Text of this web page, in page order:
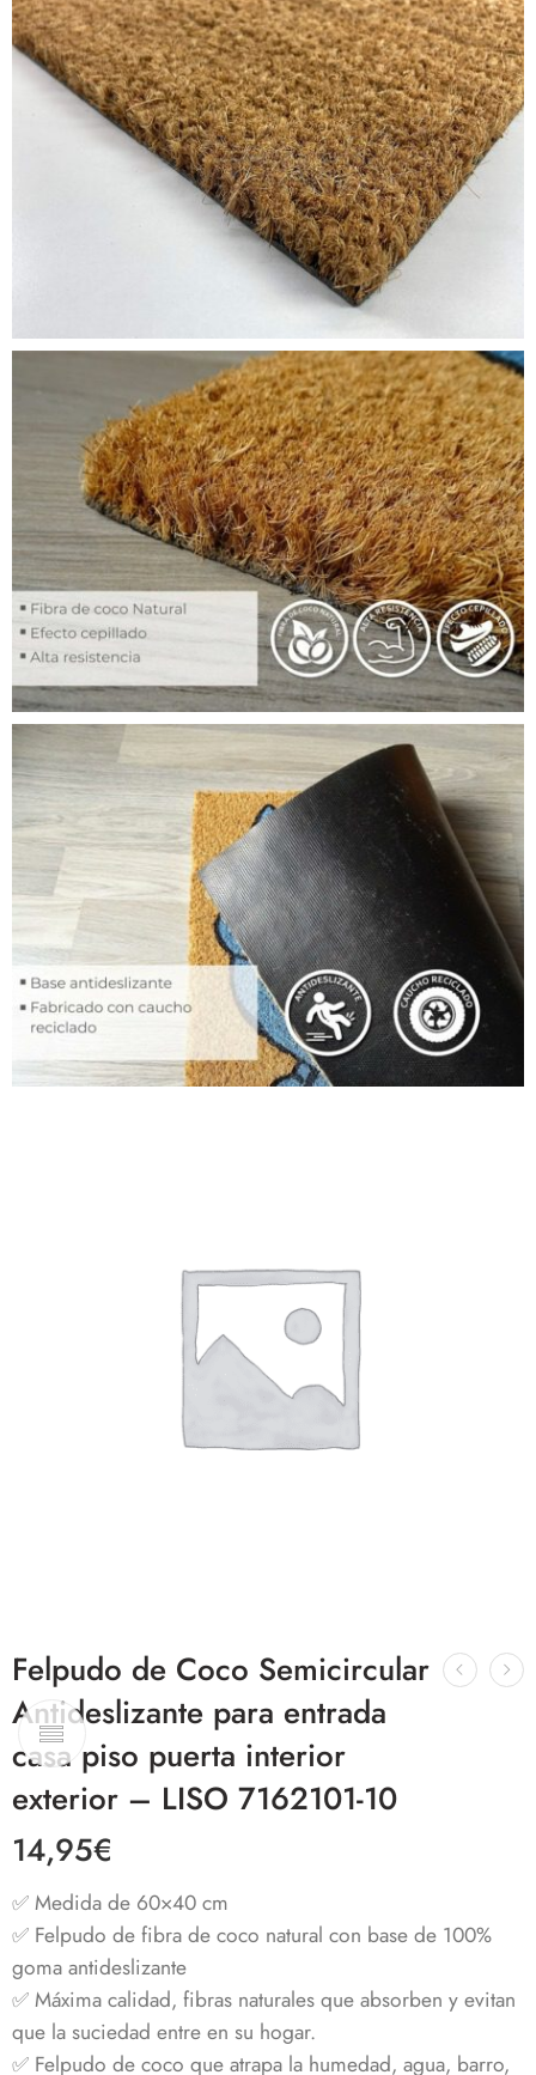
Felpudo de Coco Semicircular
Antideslizante para entrada
casa piso puerta interior
exterior – LISO 7162101-10
14,95€
✅ Medida de 60×40 cm
✅ Felpudo de fibra de coco natural con base de 100%
goma antideslizante
✅ Máxima calidad, fibras naturales que absorben y evitan
que la suciedad entre en su hogar.
✅ Felpudo de coco que atrapa la humedad, agua, barro,